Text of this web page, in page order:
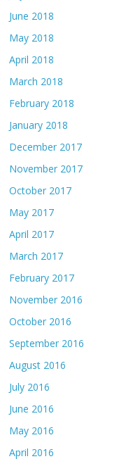
June 2018
May 2018
April 2018
March 2018
February 2018
January 2018
December 2017
November 2017
October 2017
May 2017
April 2017
March 2017
February 2017
November 2016
October 2016
September 2016
August 2016
July 2016
June 2016
May 2016
April 2016